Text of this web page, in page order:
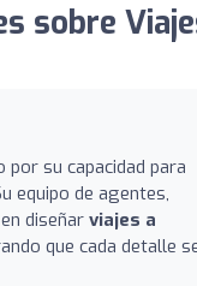
sobre
por su capacidad para
equipo de agentes,
diseñar viajes a
que cada detalle